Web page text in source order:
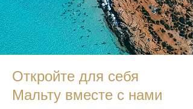
Откройте для себя
Мальту вместе с нами